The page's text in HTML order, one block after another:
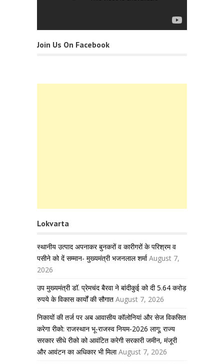
Join Us On Facebook
Lokvarta
स्थानीय उत्पाद अपनाकर बुनकरों व कारीगरों के परिश्रम व
पसीने को दें सम्मान- मुख्यमंत्री भजनलाल शर्मा August 7,
2026
उप मुख्यमंत्री डॉ. प्रेमचंद बैरवा ने बांदीकुई को दी 5.64 करोड़
रुपये के विकास कार्यों की सौगात August 7, 2026
निकायों की तर्ज पर अब आवासीय कॉलोनियां और सेज विकसित
करेगा रीको: राजस्थान भू-राजस्व नियम-2026 लागू; राज्य
सरकार सीधे रीको को आवंटित करेगी सरकारी जमीन, मंजूरी
और आवंटन का अधिकार भी मिला August 7, 2026